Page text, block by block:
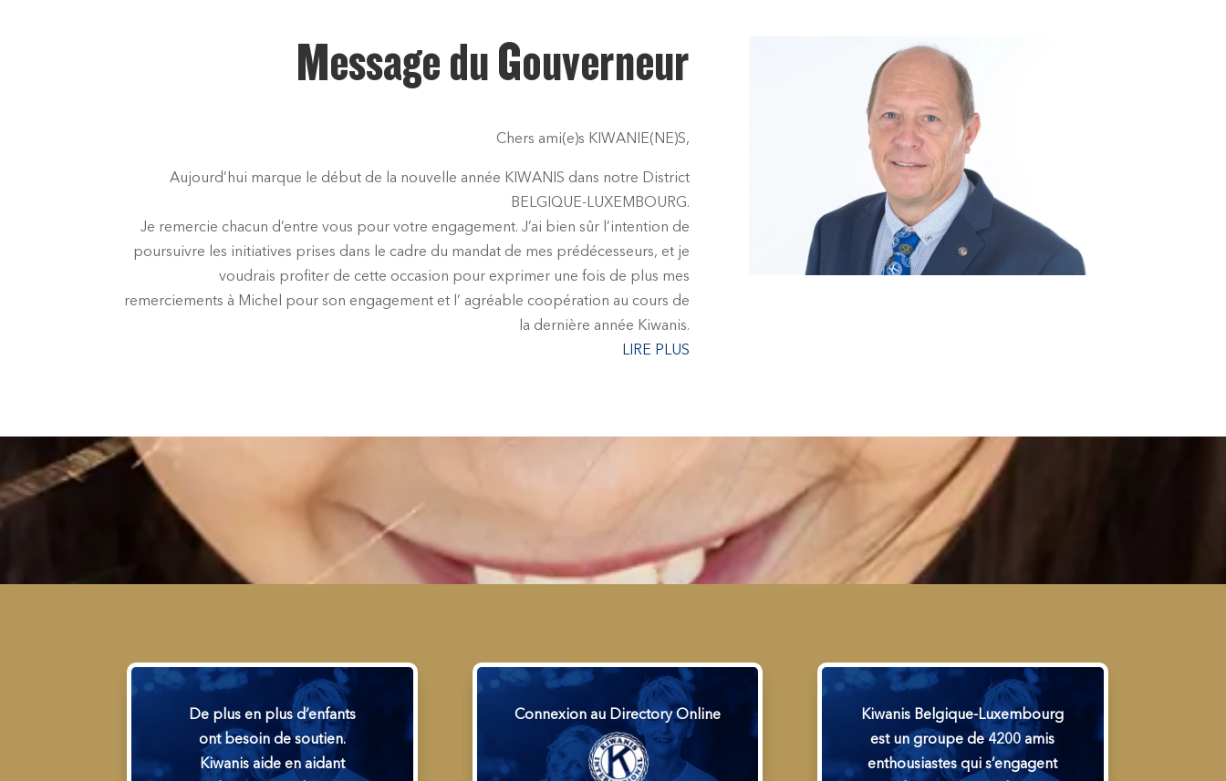
Message du Gouverneur
Chers ami(e)s KIWANIE(NE)S,
Aujourd’hui marque le début de la nouvelle année KIWANIS dans notre District
BELGIQUE-LUXEMBOURG.
Je remercie chacun d’entre vous pour votre engagement. J’ai bien sûr l’intention de
poursuivre les initiatives prises dans le cadre du mandat de mes prédécesseurs, et je
voudrais profiter de cette occasion pour exprimer une fois de plus mes
remerciements à Michel pour son engagement et l’ agréable coopération au cours de
la dernière année Kiwanis.
LIRE PLUS
De plus en plus d’enfants
ont besoin de soutien.
Kiwanis aide en aidant
Connexion au Directory Online
Kiwanis Belgique-Luxembourg
est un groupe de 4200 amis
enthousiastes qui s’engagent